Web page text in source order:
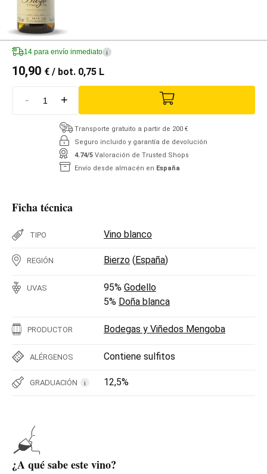
14 para envío inmediato i
10,90 € / bot. 0,75 L
- +
Transporte gratuito a partir de 200 €
Seguro incluido y garantía de devolución
4.74/5 Valoración de Trusted Shops
Envío desde almacén en España
Ficha técnica
TIPO Vino blanco
REGIÓN Bierzo (España)
UVAS 95% Godello
5% Doña blanca
PRODUCTOR Bodegas y Viñedos Mengoba
ALÉRGENOS Contiene sulfitos
GRADUACIÓN i 12,5%
¿A qué sabe este vino?